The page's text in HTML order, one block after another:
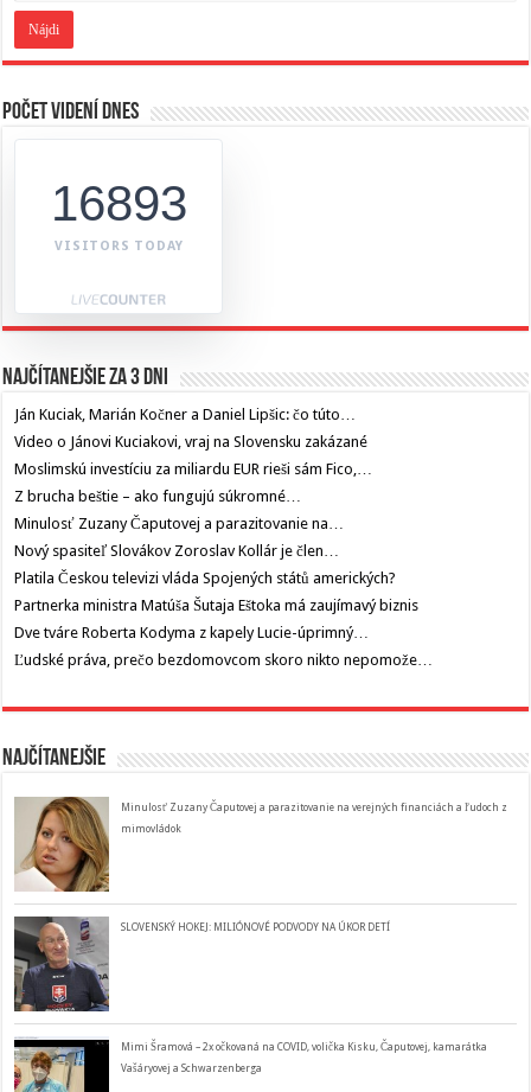
Počet videní dnes
16893
VISITORS TODAY
Najčítanejšie za 3 dni
Ján Kuciak, Marián Kočner a Daniel Lipšic: čo túto…
Video o Jánovi Kuciakovi, vraj na Slovensku zakázané
Moslimskú investíciu za miliardu EUR rieši sám Fico,…
Z brucha beštie – ako fungujú súkromné…
Minulosť Zuzany Čaputovej a parazitovanie na…
Nový spasiteľ Slovákov Zoroslav Kollár je člen…
Platila Českou televizi vláda Spojených států amerických?
Partnerka ministra Matúša Šutaja Eštoka má zaujímavý biznis
Dve tváre Roberta Kodyma z kapely Lucie-úprimný…
Ľudské práva, prečo bezdomovcom skoro nikto nepomože…
Najčítanejšie
Minulosť Zuzany Čaputovej a parazitovanie na verejných financiách a ľudoch z
mimovládok
SLOVENSKÝ HOKEJ: MILIÓNOVÉ PODVODY NA ÚKOR DETÍ
Mimi Šramová – 2x očkovaná na COVID, volička Kisku, Čaputovej, kamarátka
Vašáryovej a Schwarzenberga